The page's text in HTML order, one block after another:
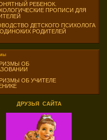
РЕБЕНОК.
ПРОПИСИ ДЛЯ
ДЕТСКОГО ПСИХОЛОГА
РОДИТЕЛЕЙ
ОБ
ОБ УЧИТЕЛЕ
ДРУЗЬЯ САЙТА